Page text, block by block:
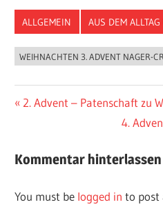
ALLGEMEIN AUS DEM
WEIHNACHTEN 3. ADVENT NAGER-
2. Advent – Patenschaft zu
4.
Kommentar hinterlassen
You must be logged in to post